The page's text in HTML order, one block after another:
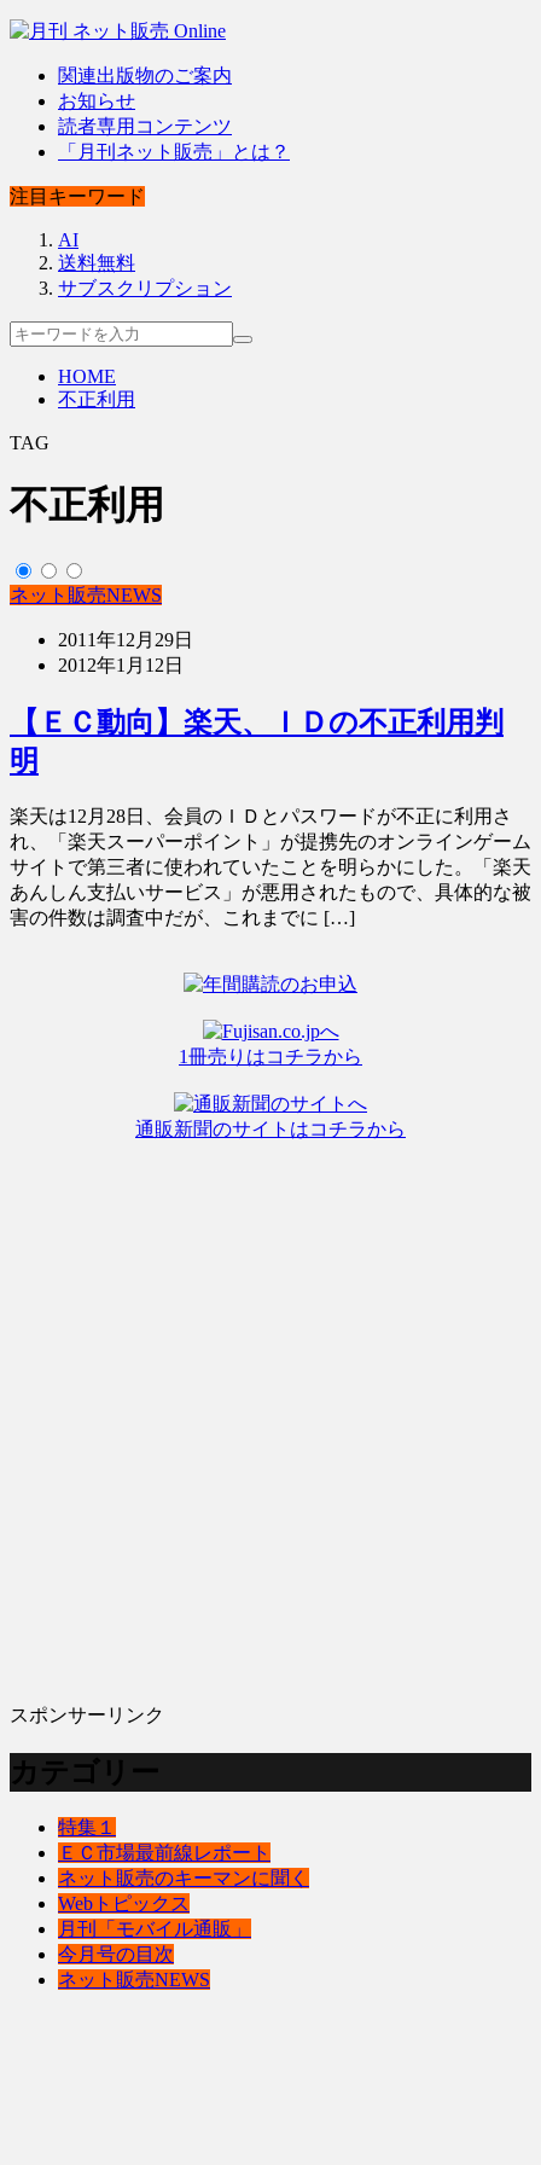
関連出版物のご案内
お知らせ
読者専用コンテンツ
「月刊ネット販売」とは？
注目キーワード
AI
送料無料
サブスクリプション
HOME
不正利用
TAG
不正利用
ネット販売NEWS
2011年12月29日
2012年1月12日
【ＥＣ動向】楽天、ＩＤの不正利用判
明
楽天は12月28日、会員のＩＤとパスワードが不正に利用さ
れ、「楽天スーパーポイント」が提携先のオンラインゲーム
サイトで第三者に使われていたことを明らかにした。「楽天
あんしん支払いサービス」が悪用されたもので、具体的な被
害の件数は調査中だが、これまでに […]
1冊売りはコチラから
通販新聞のサイトはコチラから
スポンサーリンク
カテゴリー
特集１
ＥＣ市場最前線レポート
ネット販売のキーマンに聞く
Webトピックス
月刊「モバイル通販」
今月号の目次
ネット販売NEWS